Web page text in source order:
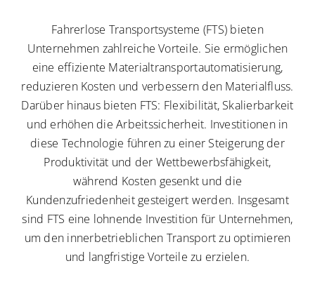
Fahrerlose Transportsysteme (FTS) bieten
Unternehmen zahlreiche Vorteile. Sie ermöglichen
eine effiziente Materialtransportautomatisierung,
reduzieren Kosten und verbessern den Materialfluss.
Darüber hinaus bieten FTS: Flexibilität, Skalierbarkeit
und erhöhen die Arbeitssicherheit. Investitionen in
diese Technologie führen zu einer Steigerung der
Produktivität und der Wettbewerbsfähigkeit,
während Kosten gesenkt und die
Kundenzufriedenheit gesteigert werden. Insgesamt
sind FTS eine lohnende Investition für Unternehmen,
um den innerbetrieblichen Transport zu optimieren
und langfristige Vorteile zu erzielen.